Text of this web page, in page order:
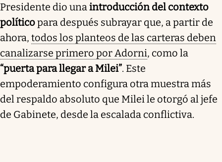
Presidente dio una introducción del contexto
políticopara después subrayar que, a partir de
ahora, todos los planteos de las carteras deben
canalizarse primero por Adorni, como la
“puerta para llegar a Milei”. Este
empoderamiento configura otra muestra más
del respaldo absoluto que Milei le otorgó al jefe
de Gabinete, desde la escalada conflictiva.